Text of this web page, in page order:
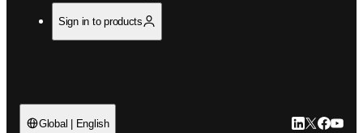
Sign in to products
Global | English LinkedIn abre
Twitter